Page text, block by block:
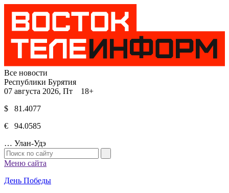
Все новости
Республики Бурятия
07 августа 2026, Пт 18+
$ 81.4077
€ 94.0585
… Улан-Удэ
Меню сайта
День Победы